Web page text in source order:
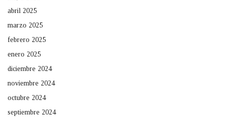
abril 2025
marzo 2025
febrero 2025
enero 2025
diciembre 2024
noviembre 2024
octubre 2024
septiembre 2024